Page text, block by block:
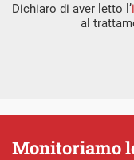
Dichiaro di aver letto l’
al
Monitoriamo